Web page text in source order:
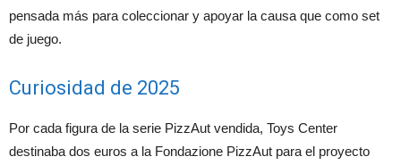
pensada más para coleccionar y apoyar la causa que como set
de juego.
Curiosidad de 2025
Por cada figura de la serie PizzAut vendida, Toys Center
destinaba dos euros a la Fondazione PizzAut para el proyecto